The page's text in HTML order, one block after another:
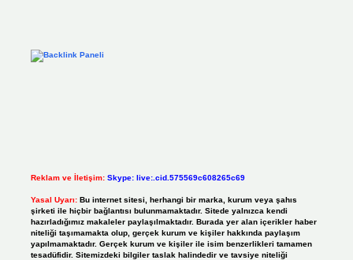
Reklam ve İletişim: Skype: live:.cid.575569c608265c69
Yasal Uyarı: Bu internet sitesi, herhangi bir marka, kurum veya şahıs
şirketi ile hiçbir bağlantısı bulunmamaktadır. Sitede yalnızca kendi
hazırladığımız makaleler paylaşılmaktadır. Burada yer alan içerikler haber
niteliği taşımamakta olup, gerçek kurum ve kişiler hakkında paylaşım
yapılmamaktadır. Gerçek kurum ve kişiler ile isim benzerlikleri tamamen
tesadüfidir. Sitemizdeki bilgiler taslak halindedir ve tavsiye niteliği